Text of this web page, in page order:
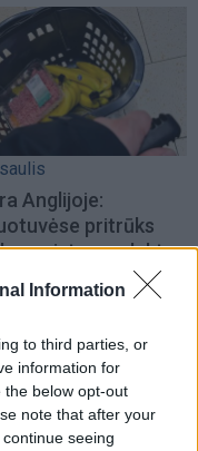
Information
to third parties, or
information for
the below opt-out
note that after your
seeing
Anglijoje:
pritrūks
maisto produktų,